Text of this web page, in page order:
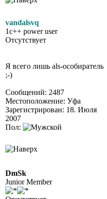
vandalsvq
1c++ power user
Отсутствует
Я всего лишь als-особиратель
;-)
Сообщений: 2487
Местоположение: Уфа
Зарегистрирован: 18. Июля
2007
Пол:
DmSk
Junior Member